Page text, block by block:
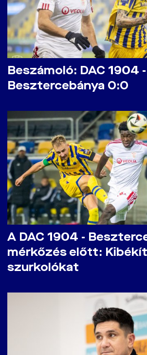
Beszámoló: DAC 1904 -
Besztercebánya 0:0
A DAC 1904 -
mérkőzés előtt:
szurkolókat